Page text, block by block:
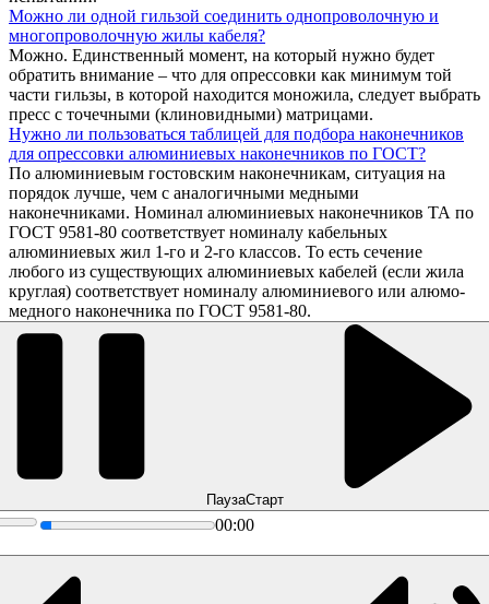
Можно ли одной гильзой соединить однопроволочную и
многопроволочную жилы кабеля?
Можно. Единственный момент, на который нужно будет
обратить внимание – что для опрессовки как минимум той
части гильзы, в которой находится моножила, следует выбрать
пресс с точечными (клиновидными) матрицами.
Нужно ли пользоваться таблицей для подбора наконечников
для опрессовки алюминиевых наконечников по ГОСТ?
По алюминиевым гостовским наконечникам, ситуация на
порядок лучше, чем с аналогичными медными
наконечниками. Номинал алюминиевых наконечников ТА по
ГОСТ 9581-80 соответствует номиналу кабельных
алюминиевых жил 1-го и 2-го классов. То есть сечение
любого из существующих алюминиевых кабелей (если жила
круглая) соответствует номиналу алюминиевого или алюмо-
медного наконечника по ГОСТ 9581-80.
ПаузаСтарт
00:00